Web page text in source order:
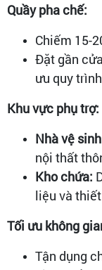
Quầy pha chế:
Chiếm 15-
Đặt gần
ưu quy
Khu vực phụ trợ:
Nhà vệ
nội thất
Kho chứa:
liệu và
Tối ưu không
Tận dụng